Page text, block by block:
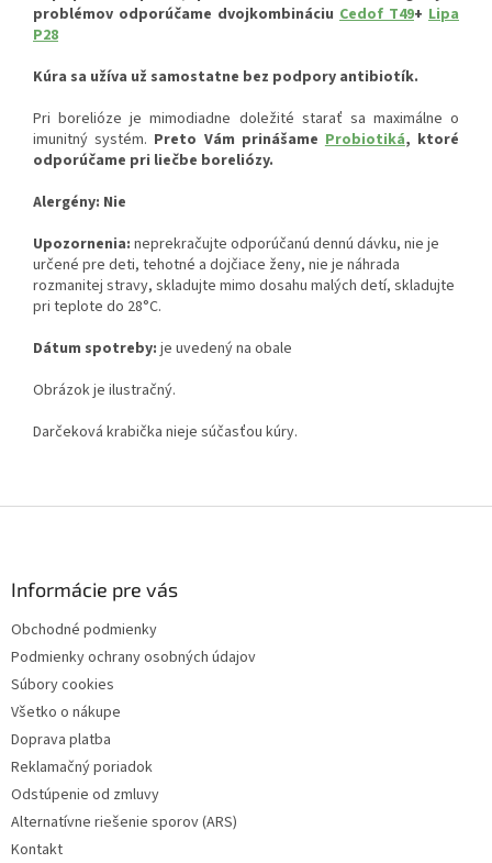
problémov odporúčame dvojkombináciu Cedof T49+ Lipa
P28
Kúra sa užíva už samostatne bez podpory antibiotík.
Pri borelióze je mimodiadne doležité starať sa maximálne o
imunitný systém. Preto Vám prinášameProbiotiká, ktoré
odporúčame pri liečbe boreliózy.
Alergény: Nie
Upozornenia: neprekračujte odporúčanú dennú dávku, nie je
určené pre deti, tehotné a dojčiace ženy, nie je náhrada
rozmanitej stravy, skladujte mimo dosahu malých detí, skladujte
pri teplote do 28°C.
Dátum spotreby: je uvedený na obale
Obrázok je ilustračný.
Darčeková krabička nieje súčasťou kúry.
Informácie pre vás
Obchodné podmienky
Podmienky ochrany osobných údajov
Súbory cookies
Všetko o nákupe
Doprava platba
Reklamačný poriadok
Odstúpenie od zmluvy
Alternatívne riešenie sporov (ARS)
Kontakt